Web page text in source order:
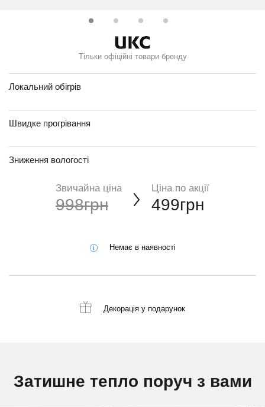
Тільки офіційні товари бренду
Локальний обігрів
Швидке прогрівання
Зниження вологості
Звичайна ціна
998грн
Ціна по акції
499грн
Немає в наявності
Декорація у подарунок
Затишне тепло поруч з вами